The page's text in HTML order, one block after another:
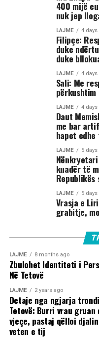
400 mijë
nuk jep
LAJME 4 days
Filipçe:
duke
duke
LAJME 4 days
Sali: Me
përkushtim
LAJME 4 days
Daut
me bar
hapet
LAJME 5 days
kuadër të
Republikës
LAJME 5 days
Vrasja e
grabitje,
LAJME 8 months ago
Zbulohet Identiteti i
Në Tetovë
LAJME 2 years ago
Detaje nga ngjarja
Tetovë: Burri vrau gruan
vjeçe, pastaj qëlloi
veten e tij